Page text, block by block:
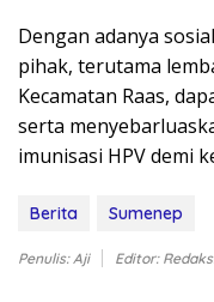
Dengan adanya
pihak, terutama
Kecamatan Raas,
serta
imunisasi HPV demi
Berita Sumenep
Penulis: Aji Editor: